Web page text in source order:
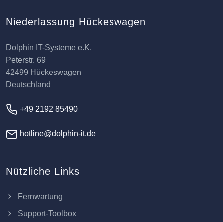
Niederlassung Hückeswagen
Dolphin IT-Systeme e.K.
Peterstr. 69
42499 Hückeswagen
Deutschland
+49 2192 85490
hotline@dolphin-it.de
Nützliche Links
Fernwartung
Support-Toolbox